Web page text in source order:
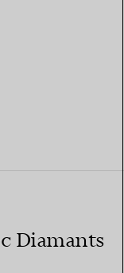
Diamants